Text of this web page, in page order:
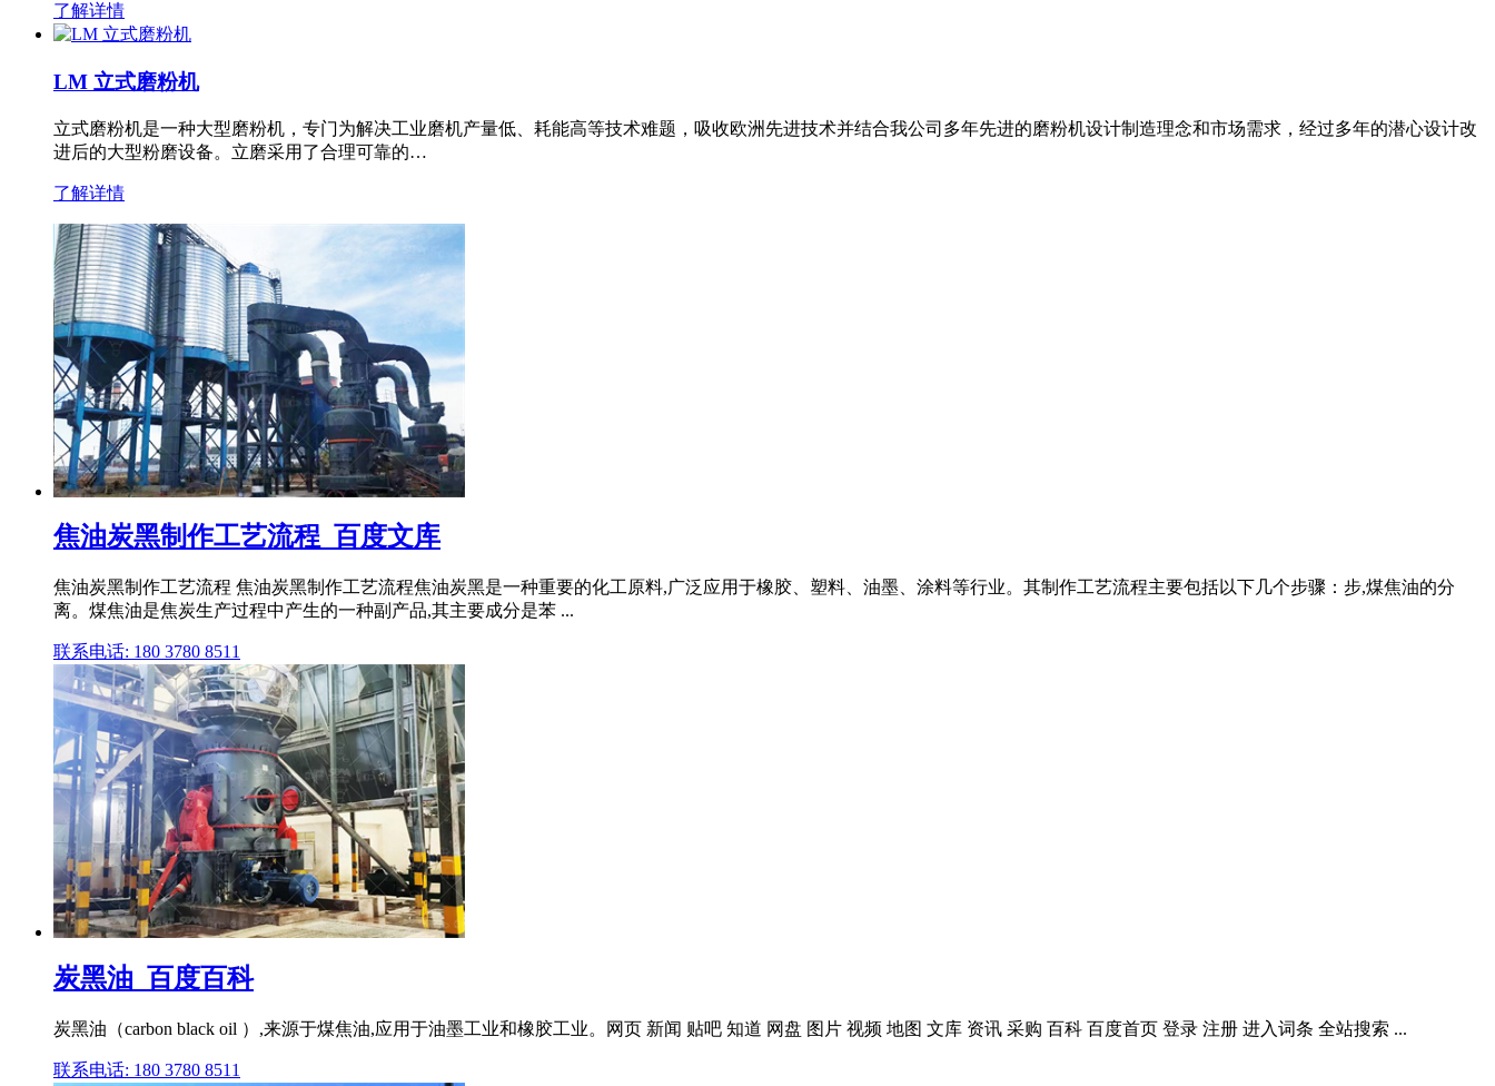
了解详情
LM 立式磨粉机
立式磨粉机是一种大型磨粉机，专门为解决工业磨机产量低、耗能高等技术难题，吸收欧洲先进技术并结合我公司多年先进的磨粉机设计制造理念和市场需求，经过多年的潜心设计改
进后的大型粉磨设备。立磨采用了合理可靠的…
了解详情
焦油炭黑制作工艺流程_百度文库
焦油炭黑制作工艺流程 焦油炭黑制作工艺流程焦油炭黑是一种重要的化工原料,广泛应用于橡胶、塑料、油墨、涂料等行业。其制作工艺流程主要包括以下几个步骤：步,煤焦油的分
离。煤焦油是焦炭生产过程中产生的一种副产品,其主要成分是苯 ...
联系电话: 180 3780 8511
炭黑油_百度百科
炭黑油（carbon black oil ）,来源于煤焦油,应用于油墨工业和橡胶工业。网页 新闻 贴吧 知道 网盘 图片 视频 地图 文库 资讯 采购 百科 百度首页 登录 注册 进入词条 全站搜索 ...
联系电话: 180 3780 8511